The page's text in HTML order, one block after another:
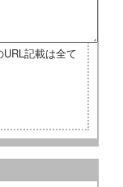
記載は全て